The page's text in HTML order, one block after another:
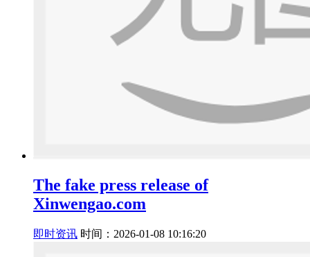
The fake press release of
Xinwengao.com
即时资讯 时间：2026-01-08 10:16:20